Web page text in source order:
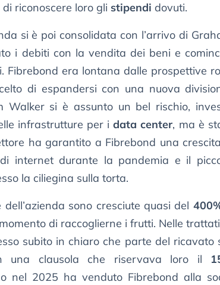
riconoscere loro gli stipendi dovuti.
si è poi consolidata con l’arrivo di
i debiti con la vendita dei beni e
Fibrebond era lontana dalle prospettive
di espandersi con una nuova
Walker si è assunto un bel rischio,
infrastrutture per idata center, ma è
ha garantito a Fibrebond una
di internet durante la pandemia e il
la ciliegina sulla torta.
sono cresciute quasi del
di raccoglierne i frutti. Nelle
subito in chiaro che parte del ricavato
una clausola che riservava loro il
nel 2025 ha venduto Fibrebond alla